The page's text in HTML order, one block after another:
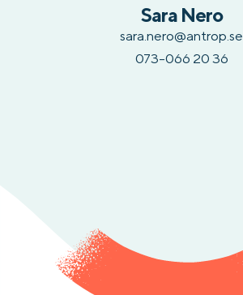
Sara Nero
sara.nero@antrop.se
073-066 20 36